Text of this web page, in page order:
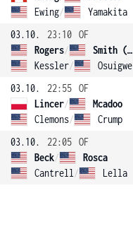
Ewing/ Yamakita
03.10.
23:10 OF
Rogers/
Smith (4)
Kessler/ Osuigwe
03.10.
22:55 OF
Lincer/
Mcadoo
Clemons/ Crump
03.10.
22:05 OF
Beck/
Rosca
Cantrell / Lella